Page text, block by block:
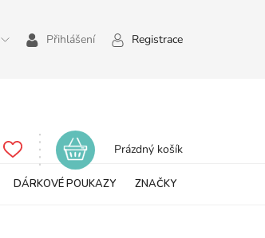
Přihlášení Registrace
Nákupní
Prázdný košík
DÁRKOVÉ POUKAZY ZNAČKY